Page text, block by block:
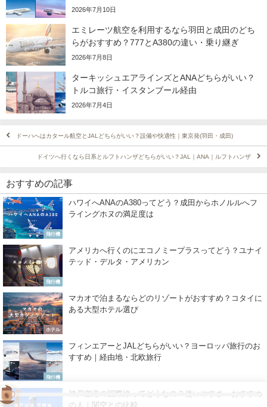
2026年7月10日
エミレーツ航空を利用するなら羽田と成田のどち
らがおすすめ？777とA380の違い・乗り継ぎ
2026年7月8日
ターキッシュエアラインズとANAどちらがいい？
トルコ旅行・イスタンブール経由
2026年7月4日
ドーハへはカタール航空とJALどちらがいい？設備や快適性｜東京発(羽田・成田)
ドイツへ行くなら日系とルフトハンザどちらがいい？JAL｜ANA｜ルフトハンザ
おすすめの記事
飛行機
ハワイへANAのA380ってどう？成田からホノルルへフ
ライングホヌの満足度は
飛行機
アメリカへ行くのにエコノミープラスってどう？ユナイ
テッド・デルタ・アメリカン
ホテル
マカオで泊まるならどのリゾートがおすすめ？コタイに
ある大型ホテル選び
飛行機
フィンエアーとJALどちらがいい？ヨーロッパ旅行のお
すすめ｜経由地・北欧旅行
神戸空港の国際線ってどうなの？使いやすさ・おすすめ
の人｜関空との比較